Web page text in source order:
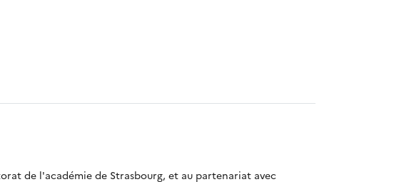
de l'académie de Strasbourg, et au partenariat avec